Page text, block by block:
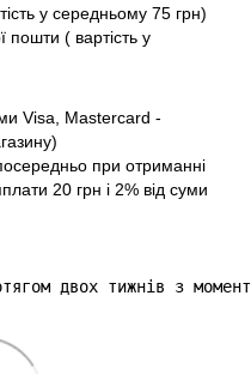
у середньому 75 грн)
пошти ( вартість у
Visa, Mastercard -
при отриманні
20 грн і 2% від суми
двох тижнів з